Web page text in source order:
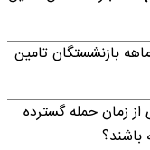
بازنشستگان تامین
زمان حمله گسترده
باشند؟